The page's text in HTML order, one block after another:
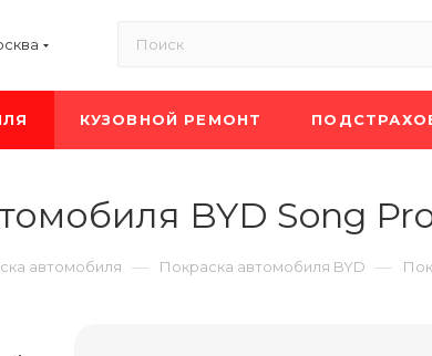
КУЗОВНОЙ РЕМОНТ
BYD Song
автомобиля — Покраска автомобиля BYD —